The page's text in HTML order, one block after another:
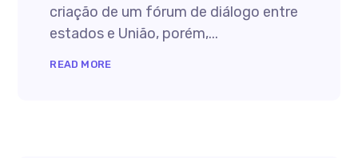
criação de um fórum de diálogo entre
estados e União, porém,...
READ MORE